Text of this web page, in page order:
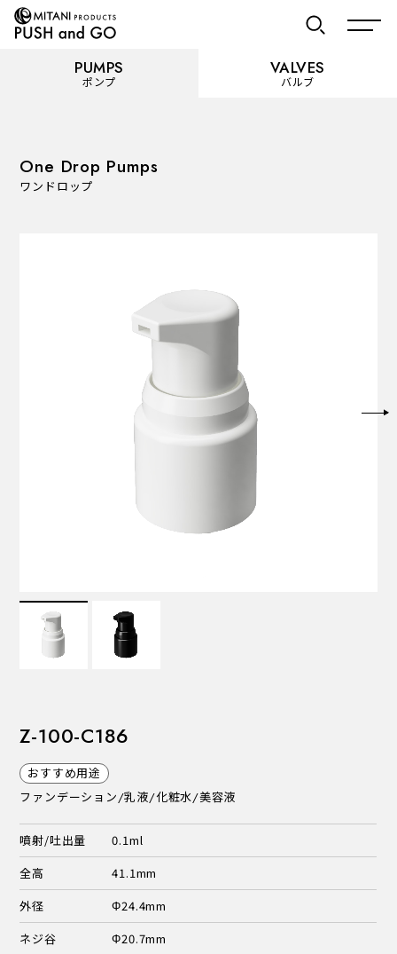
カテゴリーを見る
Recommended Specifications
推奨スペック
PUMPS
ポンプ
VALVES
バルブ
One Drop Pumps
ワンドロップ
Z-100-C186
おすすめ用途
ファンデーション/乳液/化粧水/美容液
噴射/吐出量
0.1ml
全高
41.1mm
外径
Φ24.4mm
ネジ谷
Φ20.7mm